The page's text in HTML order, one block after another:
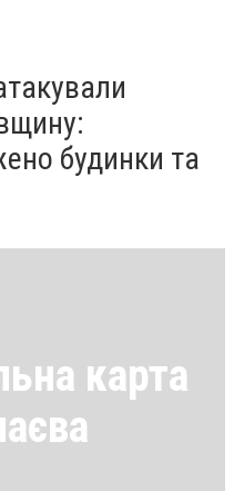
будинки та
карта